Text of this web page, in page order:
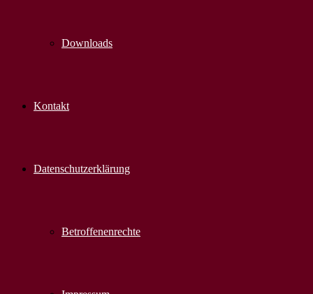
Downloads
Kontakt
Datenschutzerklärung
Betroffenenrechte